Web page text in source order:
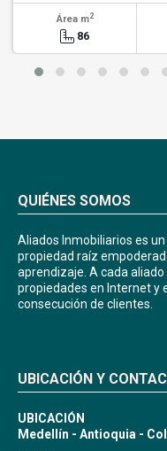
Área m2
86
QUIÉNES SOMOS
Aliados Inmobiliarios es
propiedad raíz
aprendizaje. A cada
propiedades en Internet y
consecución de clientes.
UBICACIÓN Y
UBICACIÓN
Medellín - Antioquia -